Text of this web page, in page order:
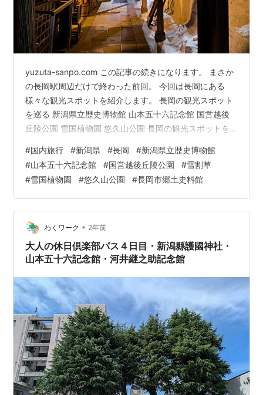
yuzuta-sanpo.com この記事の続きになります。 まさか
の長岡駅周辺だけで終わった前回。 今回は長岡にある
様々な観光スポットを紹介します。 長岡の観光スポット
を巡る 新潟県立歴史博物館 山本五十六記念館 国営越後
丘陵公園 雪国植物園 悠久山公園 長岡の観光スポットを
場所にある「新潟県立歴史博物館」を紹介。 新潟市じゃ
なくて長岡市にあるんだ。 館内はとても広く、いろいろ
な展示がある。 こちらは新潟県の産業を紹介するコーナ
ーで、これは村上のお茶のパッケージらしい。 これは十
日町の伝統工芸品である「十日町後染絹織物」。 すごく
綺麗だ…
#国内旅行 #新潟県 #長岡 #新潟県立歴史博物館
#山本五十六記念館 #国営越後丘陵公園 #雪割草
#雪国植物園 #悠久山公園 #長岡市郷土史料館
わくワーク • 2年前
大人の休日倶楽部パス４日目・新潟縣護國神社・
山本五十六記念館・河井継之助記念館